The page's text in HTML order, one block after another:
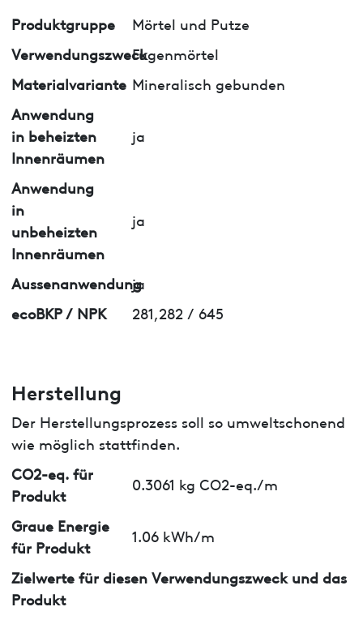
Produktgruppe
Mörtel und Putze
VerwendungszweckFugenmörtel
Materialvariante Mineralisch gebunden
Anwendung
in beheizten
Innenräumen
ja
Anwendung
in
unbeheizten
Innenräumen
ja
Aussenanwendung
ja
ecoBKP / NPK
281,282 / 645
Herstellung
Der Herstellungsprozess soll so umweltschonend
wie möglich stattfinden.
CO2-eq. für
Produkt
0.3061 kg CO2-eq./m
Graue Energie
für Produkt
1.06 kWh/m
Zielwerte für diesen Verwendungszweck und das
Produkt